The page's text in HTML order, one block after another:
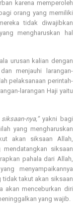
karena memperoleh
orang yang memiliki
tidak diwajibkan
mengharuskan hal
urusan kalian dengan
menjauhi larangan-
pelaksanaan perintah-
larangan Haji yaitu
nya,”yakni bagi
yang mengharuskan
akan siksaan Allah,
siksaan
pahala dari Allah,
menyampaikannya
tidak takut akan siksaan
akan menceburkan diri
yang wajib.